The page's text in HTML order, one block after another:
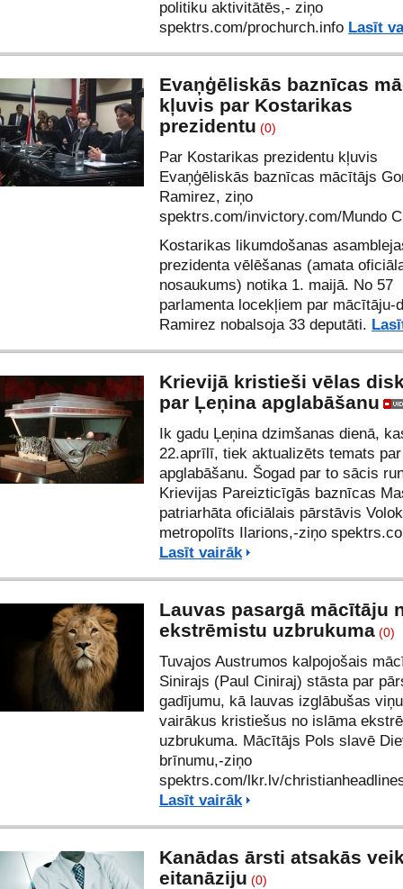
politiku aktivitātēs,- ziņo
spektrs.com/prochurch.info Lasīt
Evaņģēliskās baznīcas
kļuvis par Kostarikas
prezidentu (0)
Par Kostarikas prezidentu kļuvis
Evaņģēliskās baznīcas mācītājs
Ramirez, ziņo
spektrs.com/invictory.com/Mundo
Kostarikas likumdošanas
prezidenta vēlēšanas (amata
nosaukums) notika 1. maijā. No 57
parlamenta locekļiem par mācītāju-
Ramirez nobalsoja 33 deputāti.
Krievijā kristieši vēlas
par Ļeņina apglabāšanu
Ik gadu Ļeņina dzimšanas dienā,
22.aprīlī, tiek aktualizēts temats
apglabāšanu. Šogad par to sācis
Krievijas Pareizticīgās baznīcas
patriarhāta oficiālais pārstāvis
metropolīts Ilarions,-ziņo
Lasīt vairāk
Lauvas pasargā mācītāju
ekstrēmistu uzbrukuma (0)
Tuvajos Austrumos kalpojošais
Sinirajs (Paul Ciniraj) stāsta par
gadījumu, kā lauvas izglābušas
vairākus kristiešus no islāma
uzbrukuma. Mācītājs Pols slavē
brīnumu,-ziņo
spektrs.com/lkr.lv/
Lasīt vairāk
Kanādas ārsti atsakās
eitanāziju (0)